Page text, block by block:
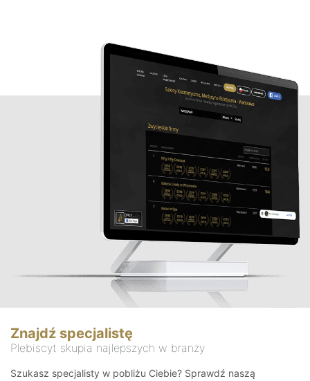
Znajdź specjalistę
Plebiscyt skupia najlepszych w branży
Szukasz specjalisty w pobliżu Ciebie? Sprawdź naszą